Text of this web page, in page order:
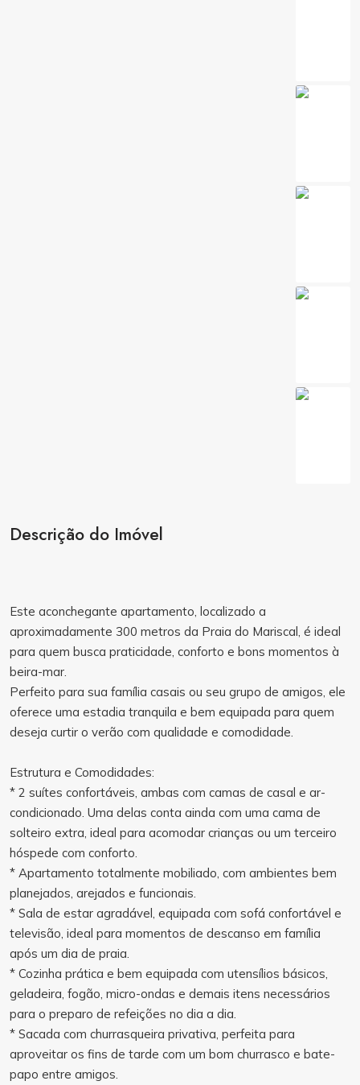
Descrição do Imóvel
Este aconchegante apartamento, localizado a
aproximadamente 300 metros da Praia do Mariscal, é ideal
para quem busca praticidade, conforto e bons momentos à
beira-mar.
Perfeito para sua família casais ou seu grupo de amigos, ele
oferece uma estadia tranquila e bem equipada para quem
deseja curtir o verão com qualidade e comodidade.
Estrutura e Comodidades:
* 2 suítes confortáveis, ambas com camas de casal e ar-
condicionado. Uma delas conta ainda com uma cama de
solteiro extra, ideal para acomodar crianças ou um terceiro
hóspede com conforto.
* Apartamento totalmente mobiliado, com ambientes bem
planejados, arejados e funcionais.
* Sala de estar agradável, equipada com sofá confortável e
televisão, ideal para momentos de descanso em família
após um dia de praia.
* Cozinha prática e bem equipada com utensílios básicos,
geladeira, fogão, micro-ondas e demais itens necessários
para o preparo de refeições no dia a dia.
* Sacada com churrasqueira privativa, perfeita para
aproveitar os fins de tarde com um bom churrasco e bate-
papo entre amigos.